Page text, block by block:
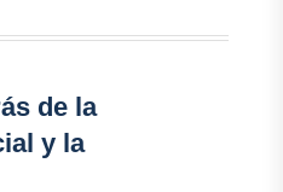
de la
y la